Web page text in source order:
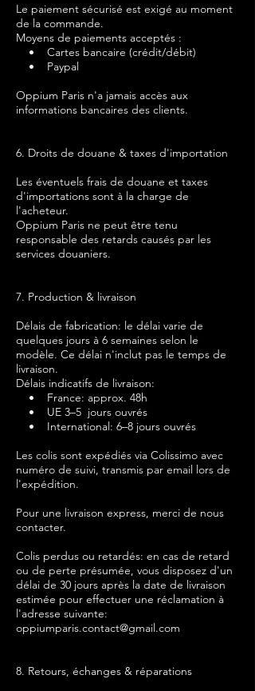
Le paiement sécurisé est exigé au moment
de la commande.
Moyens de paiements acceptés :
• Cartes bancaire (crédit/débit)
• Paypal
Oppium Paris n'a jamais accès aux
informations bancaires des clients.
6. Droits de douane & taxes d'importation
Les éventuels frais de douane et taxes
d'importations sont à la charge de
l'acheteur.
Oppium Paris ne peut être tenu
responsable des retards causés par les
services douaniers.
7. Production & livraison
Délais de fabrication: le délai varie de
quelques jours à 6 semaines selon le
modèle. Ce délai n'inclut pas le temps de
livraison.
Délais indicatifs de livraison:
• France: approx. 48h
• UE 3–5 jours ouvrés
• International: 6–8 jours ouvrés
Les colis sont expédiés via Colissimo avec
numéro de suivi, transmis par email lors de
l'expédition.
Pour une livraison express, merci de nous
contacter.
Colis perdus ou retardés: en cas de retard
ou de perte présumée, vous disposez d'un
délai de 30 jours après la date de livraison
estimée pour effectuer une réclamation à
l'adresse suivante:
oppiumparis.contact@gmail.com
8. Retours, échanges & réparations